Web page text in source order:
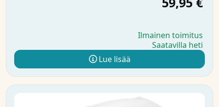
Ilmainen toimitus
Saatavilla heti
Lue lisää